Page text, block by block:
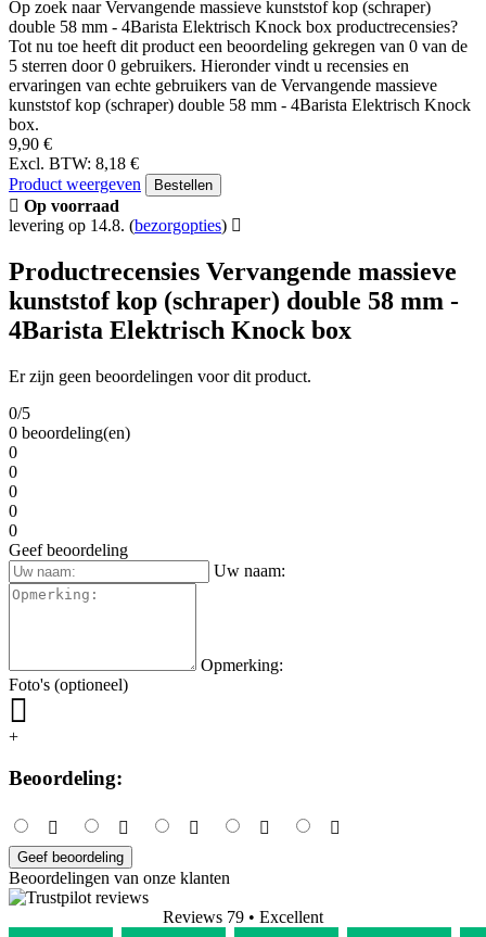
Op zoek naar Vervangende massieve kunststof kop (schraper)
double 58 mm - 4Barista Elektrisch Knock box productrecensies?
Tot nu toe heeft dit product een beoordeling gekregen van 0 van de
5 sterren door 0 gebruikers. Hieronder vindt u recensies en
ervaringen van echte gebruikers van de Vervangende massieve
kunststof kop (schraper) double 58 mm - 4Barista Elektrisch Knock
box.
9,90 €
Excl. BTW: 8,18 €
Product weergeven
Bestellen
Op voorraad
levering op 14.8. (bezorgopties)
Productrecensies Vervangende massieve
kunststof kop (schraper) double 58 mm -
4Barista Elektrisch Knock box
Er zijn geen beoordelingen voor dit product.
0/5
0 beoordeling(en)
0
0
0
0
0
Geef beoordeling
Uw naam:
Opmerking:
Foto's (optioneel)
+
Beoordeling:
Geef beoordeling
Beoordelingen van onze klanten
Reviews 79 • Excellent